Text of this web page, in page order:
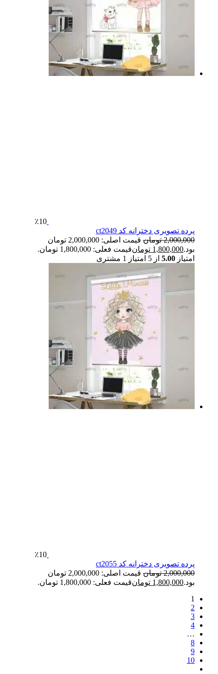
٪10
پرده تصویری دخترانه کد ct2049
2,000,000 تومان
قیمت اصلی: 2,000,000 تومان
بود.1,800,000 تومانقیمت فعلی: 1,800,000 تومان.
امتیاز 5.00 از 5 امتیاز 1 مشتری
٪10
پرده تصویری دخترانه کد ct2055
2,000,000 تومان
قیمت اصلی: 2,000,000 تومان
بود.1,800,000 تومانقیمت فعلی: 1,800,000 تومان.
1
2
3
4
…
8
9
10